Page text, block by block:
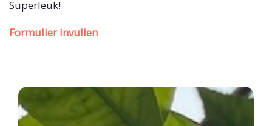
Superleuk!
Formulier invullen